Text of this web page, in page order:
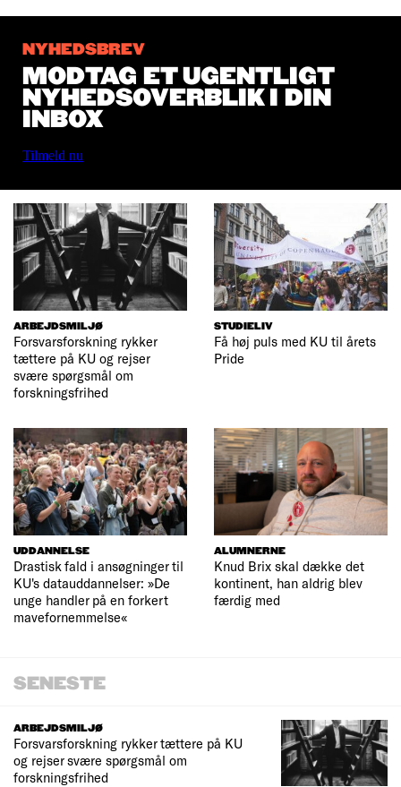
NYHEDSBREV
MODTAG ET UGENTLIGT
NYHEDSOVERBLIK I DIN
INBOX
Tilmeld nu
ARBEJDSMILJØ
Forsvarsforskning rykker
tættere på KU og rejser
svære spørgsmål om
forskningsfrihed
STUDIELIV
Få høj puls med KU til årets
Pride
UDDANNELSE
Drastisk fald i ansøgninger til
KU's datauddannelser: »De
unge handler på en forkert
mavefornemmelse«
ALUMNERNE
Knud Brix skal dække det
kontinent, han aldrig blev
færdig med
SENESTE
ARBEJDSMILJØ
Forsvarsforskning rykker tættere på KU
og rejser svære spørgsmål om
forskningsfrihed